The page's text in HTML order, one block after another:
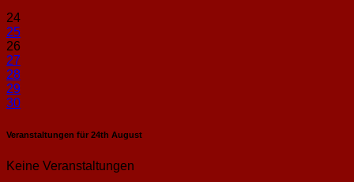
24
25
26
27
28
29
30
Veranstaltungen für 24th August
Keine Veranstaltungen